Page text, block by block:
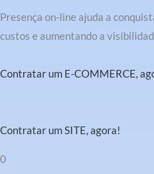
Presença on-line ajuda a
custos e aumentando a
Contratar um E-COMMERCE,
Contratar um SITE, agora!
0